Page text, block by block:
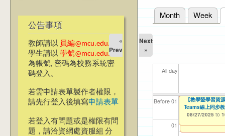
公告事項
教師請以 員編@mcu.edu.tw
學生請以 學號@mcu.edu.tw
為帳號, 密碼為校務系統密
碼登入。
若需申請表單製作者權限，
請先行登入後填寫申請表單
若登入有問題或是權限有問
題，請洽資網處資服組 分
Primary tabs
Month Week
«
Prev
Next
»
All day
Before 01
01
【資網處】
整合系統～表單
03/27/2013 to
我愛銘傳我愛養
校區)
09/02/2019 to
【財務處】工讀
11/12/2021to
07/31/2027
【財
11/
114
04/
114
02/
114
03/
【學
07/
【人智系】銘傳
08/24/2025to
【教學暨學習
Teams線上同步
08/27/2025 to